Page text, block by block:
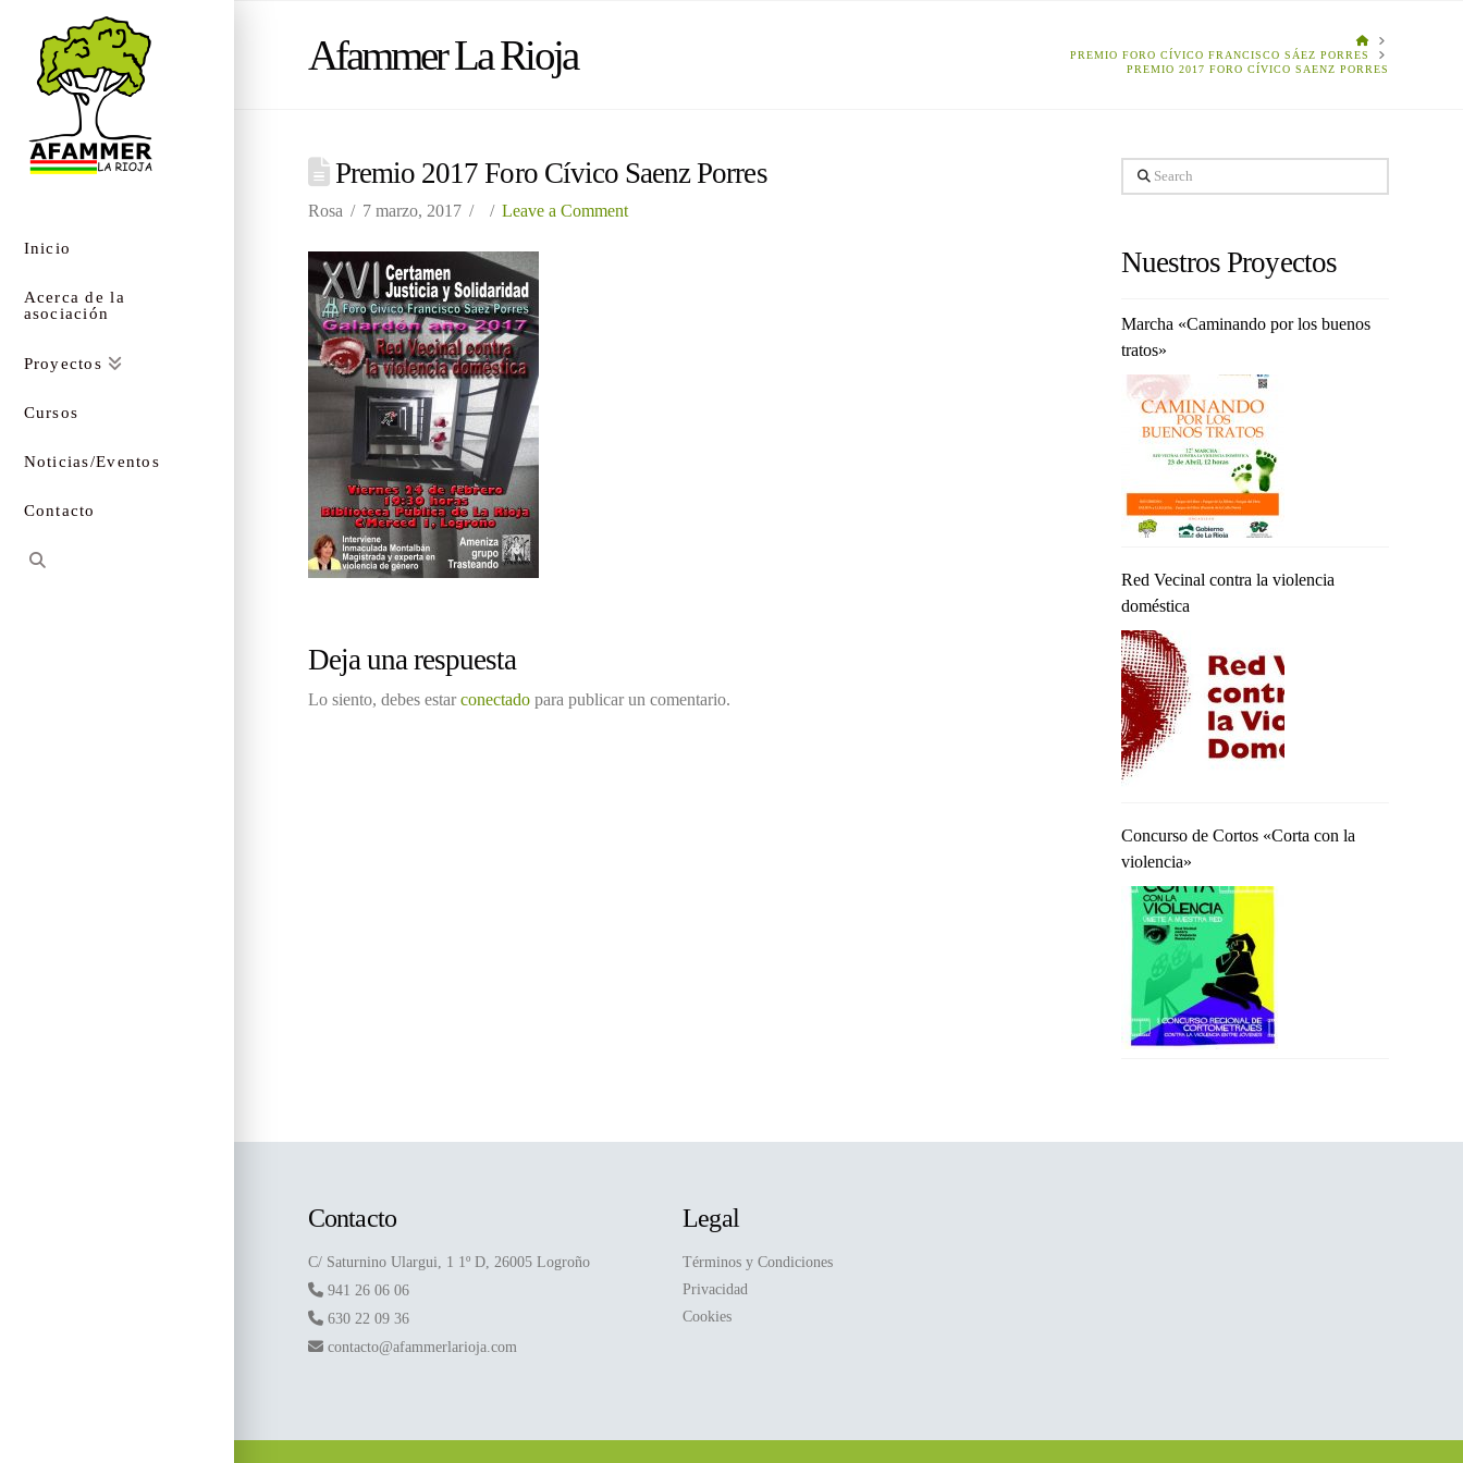
Inicio
Acerca de la
asociación
Proyectos
Cursos
Noticias/Eventos
Contacto
Afammer La Rioja
HOME
PREMIO FORO CÍVICO FRANCISCO SÁEZ PORRES
PREMIO 2017 FORO CÍVICO SAENZ PORRES
Premio 2017 Foro Cívico Saenz Porres
Rosa 7 marzo, 2017 Leave a Comment
Deja una respuesta
Lo siento, debes estarconectadopara publicar un comentario.
Search
Nuestros Proyectos
Marcha «Caminando por los buenos
tratos»
Red Vecinal contra la violencia
doméstica
Concurso de Cortos «Corta con la
violencia»
Contacto
C/ Saturnino Ulargui, 1 1º D, 26005 Logroño
941 26 06 06
630 22 09 36
contacto@afammerlarioja.com
Legal
Términos y Condiciones
Privacidad
Cookies